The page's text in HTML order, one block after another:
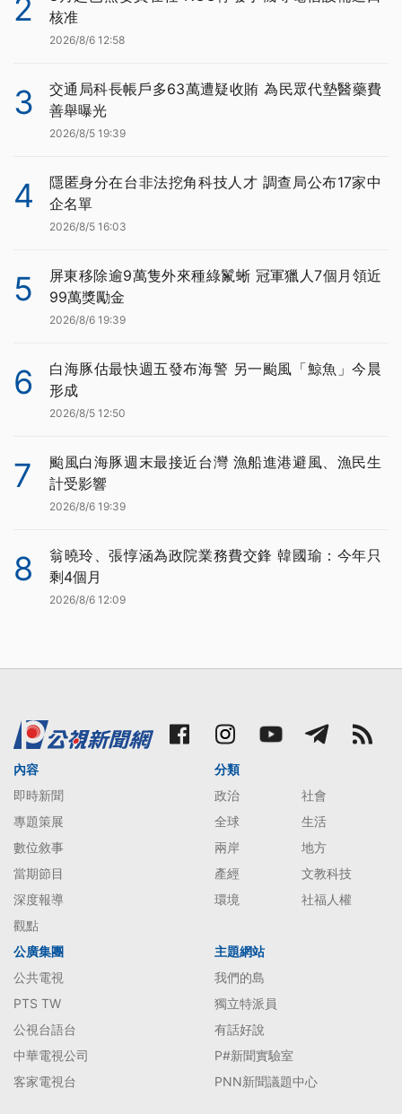
2
核准
2026/8/6 12:58
3
交通局科長帳戶多63萬遭疑收賄 為民眾代墊醫藥費
善舉曝光
2026/8/5 19:39
4
隱匿身分在台非法挖角科技人才 調查局公布17家中
企名單
2026/8/5 16:03
5
屏東移除逾9萬隻外來種綠鬣蜥 冠軍獵人7個月領近
99萬獎勵金
2026/8/6 19:39
6
白海豚估最快週五發布海警 另一颱風「鯨魚」今晨
形成
2026/8/5 12:50
7
颱風白海豚週末最接近台灣 漁船進港避風、漁民生
計受影響
2026/8/6 19:39
8
翁曉玲、張惇涵為政院業務費交鋒 韓國瑜：今年只
剩4個月
2026/8/6 12:09
內容
即時新聞
專題策展
數位敘事
當期節目
深度報導
觀點
分類
政治
社會
全球
生活
兩岸
地方
產經
文教科技
環境
社福人權
公廣集團
公共電視
PTS TW
公視台語台
中華電視公司
客家電視台
主題網站
我們的島
獨立特派員
有話好說
P#新聞實驗室
PNN新聞議題中心